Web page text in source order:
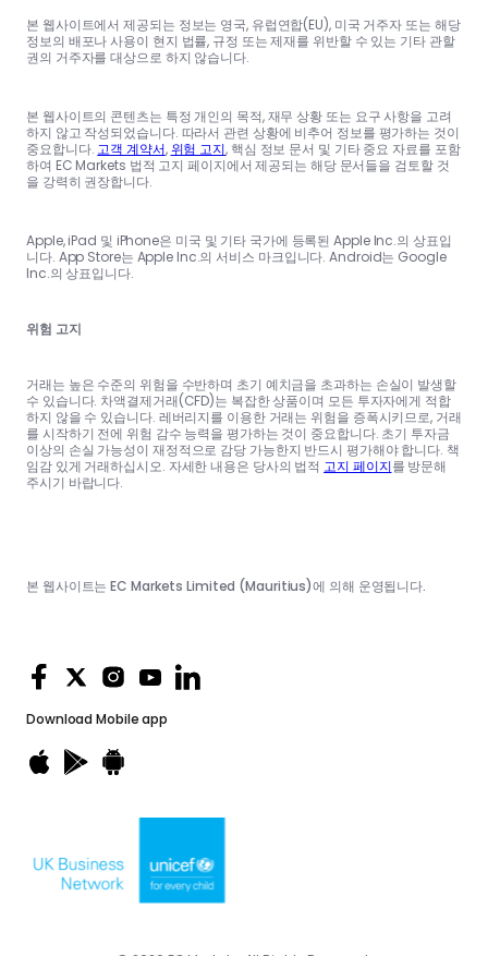
본 웹사이트에서 제공되는 정보는 영국, 유럽연합(EU), 미국 거주자 또는 해당
정보의 배포나 사용이 현지 법률, 규정 또는 제재를 위반할 수 있는 기타 관할
권의 거주자를 대상으로 하지 않습니다.
본 웹사이트의 콘텐츠는 특정 개인의 목적, 재무 상황 또는 요구 사항을 고려
하지 않고 작성되었습니다. 따라서 관련 상황에 비추어 정보를 평가하는 것이
중요합니다. 고객 계약서,위험 고지, 핵심 정보 문서 및 기타 중요 자료를 포함
하여 EC Markets 법적 고지 페이지에서 제공되는 해당 문서들을 검토할 것
을 강력히 권장합니다.
Apple, iPad 및 iPhone은 미국 및 기타 국가에 등록된 Apple Inc.의 상표입
니다. App Store는 Apple Inc.의 서비스 마크입니다. Android는 Google
Inc.의 상표입니다.
위험 고지
거래는 높은 수준의 위험을 수반하며 초기 예치금을 초과하는 손실이 발생할
수 있습니다. 차액결제거래(CFD)는 복잡한 상품이며 모든 투자자에게 적합
하지 않을 수 있습니다. 레버리지를 이용한 거래는 위험을 증폭시키므로, 거래
를 시작하기 전에 위험 감수 능력을 평가하는 것이 중요합니다. 초기 투자금
이상의 손실 가능성이 재정적으로 감당 가능한지 반드시 평가해야 합니다. 책
임감 있게 거래하십시오. 자세한 내용은 당사의 법적 고지 페이지를 방문해
주시기 바랍니다.
Download Mobile app
본 웹사이트는 EC Markets Limited (Mauritius)에 의해 운영됩니다.